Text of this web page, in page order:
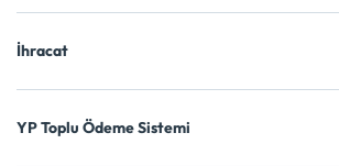
İhracat
YP Toplu Ödeme Sistemi